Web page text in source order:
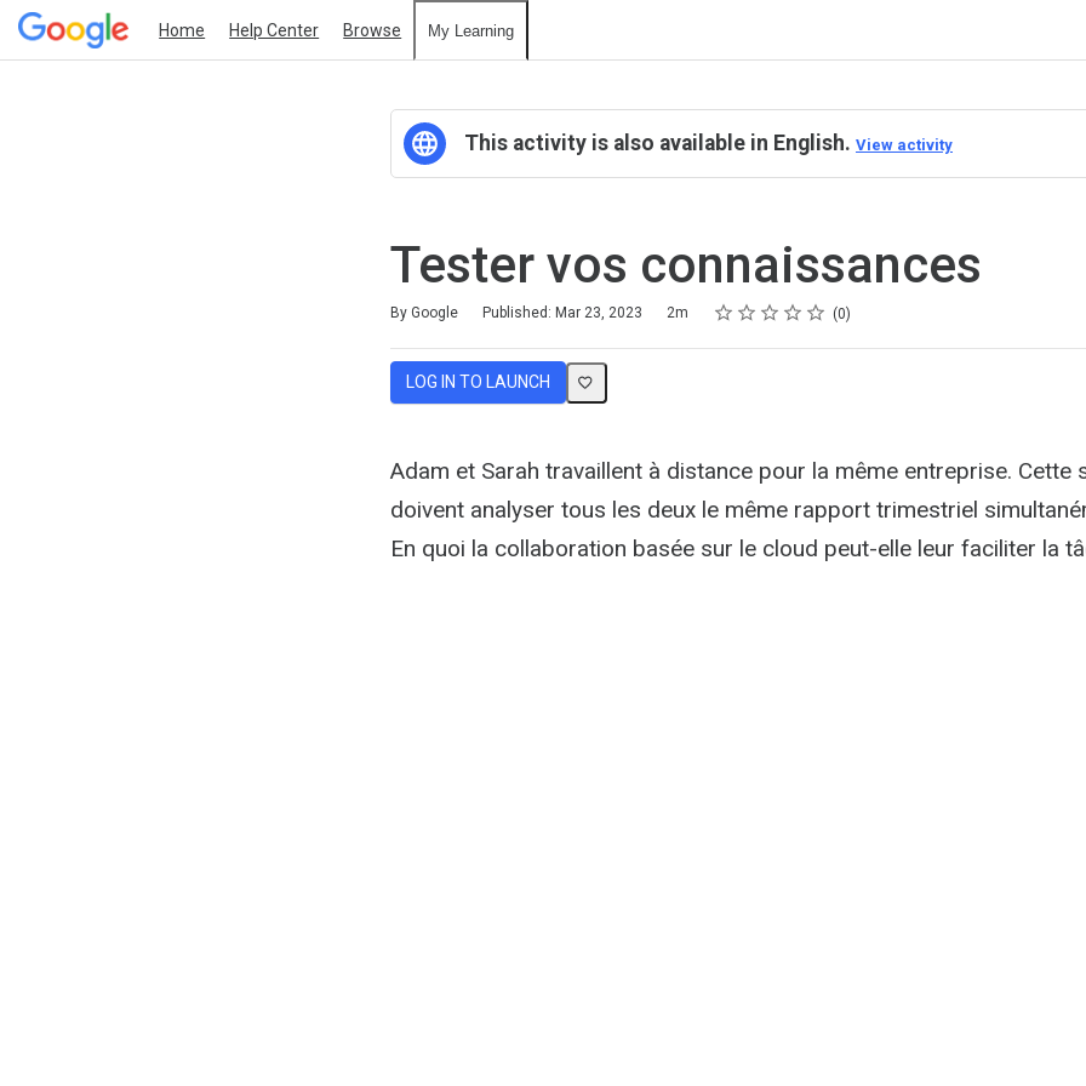
Home Help Center Browse My Learning
This activity is also available in English. View activity
Tester vos connaissances
By Google Published: Mar 23, 2023 2m Rating
1 star
2 stars
3 stars
4 stars
5 stars 0
LOG IN TO LAUNCH
Adam et Sarah travaillent à distance pour la même entreprise. Cette
doivent analyser tous les deux le même rapport trimestriel
En quoi la collaboration basée sur le cloud peut-elle leur faciliter la